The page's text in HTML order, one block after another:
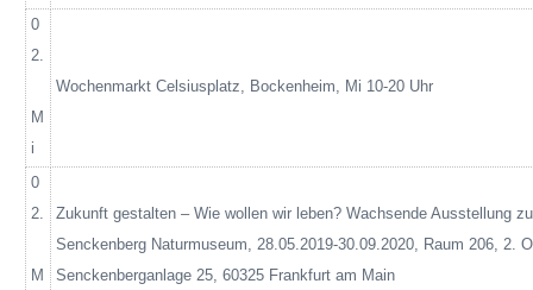
0
2.
M
i
Wochenmarkt Celsiusplatz, Bockenheim, Mi 10-20 Uhr
0
2.
M
Zukunft gestalten – Wie wollen wir leben? Wachsende Ausstellung
Senckenberg Naturmuseum, 28.05.2019-30.09.2020, Raum 206, 2.
Senckenberganlage 25, 60325 Frankfurt am Main